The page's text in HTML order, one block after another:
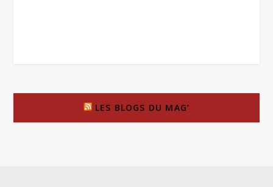
LES BLOGS DU MAG’